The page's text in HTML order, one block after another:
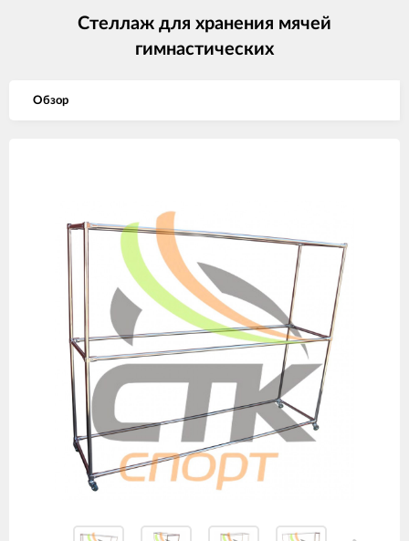
Стеллаж для хранения мячей
гимнастических
Обзор